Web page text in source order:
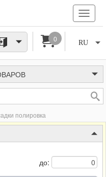
RU
0
полировка
до: